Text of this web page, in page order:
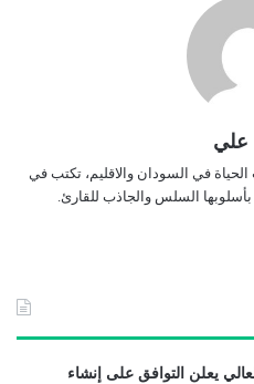
علي
في السودان والاقليم، تكتب في
بأسلوبها السلس والجاذب للقارئ.
يعلن التوافق على إنشاء